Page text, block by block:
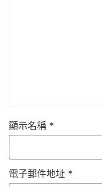
顯示名稱 *
電子郵件地址 *